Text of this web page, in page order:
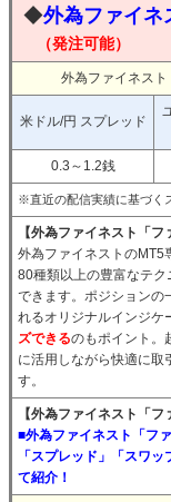
◆外為ファイネ
（発注可能）
外為ファイネス
米ドル/円 スプレッド
0.3～1.2銭
※直近の配信実績に基づく
【外為ファイネスト「
外為ファイネストのMT5
80種類以上の豊富なテ
できます。ポジションの
れるオリジナルインジケ
ズできるのもポイント。
に活用しながら快適に取
す。
【外為ファイネスト「
■外為ファイネスト「フ
「スプレッド」「スワ
て紹介！